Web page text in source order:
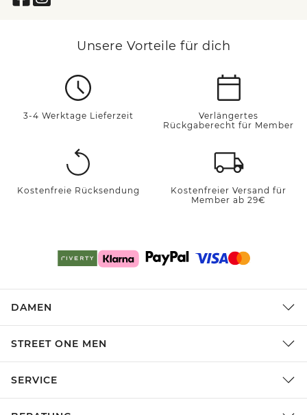
Unsere Vorteile für dich
3-4 Werktage Lieferzeit
Verlängertes
Rückgaberecht für Member
Kostenfreie Rücksendung
Kostenfreier Versand für
Member ab 29€
DAMEN
STREET ONE MEN
SERVICE